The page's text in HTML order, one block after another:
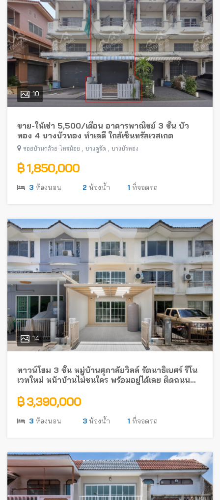
10
ขาย-ให้เช่า 5,500/เดือน อาคารพาณิชย์ 3 ชั้น บัว
ทอง 4 บางบัวทอง ทำเลดี ใกล้เซ็นทรัลเวสเกต
ซอยบ้านกล้วย-ไทรน้อย , บางคูรัด , บางบัวทอง
฿ 1,850,000
3 ห้องนอน 2 ห้องน้ำ 1 ที่จอดรถ
14
ทาวน์โฮม 3 ชั้น หมู่บ้านศุภาลัยวิลล์ รัตนาธิเบศร์ รีโน
เวทใหม่ หน้าบ้านไม่ชนใคร พร้อมอยู่ได้เลย ติดถนน
฿ 3,390,000
3 ห้องนอน 3 ห้องน้ำ 1 ที่จอดรถ